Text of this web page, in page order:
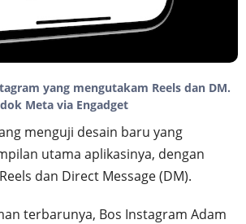
yang mengutakam Reels dan DM.
dok Meta via Engadget
menguji desain baru yang
utama aplikasinya, dengan
dan Direct Message (DM).
terbarunya, Bos Instagram Adam